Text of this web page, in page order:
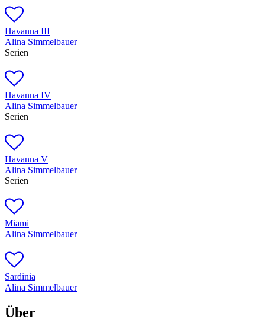
Havanna III
Alina Simmelbauer
Serien
Havanna IV
Alina Simmelbauer
Serien
Havanna V
Alina Simmelbauer
Serien
Miami
Alina Simmelbauer
Sardinia
Alina Simmelbauer
Über